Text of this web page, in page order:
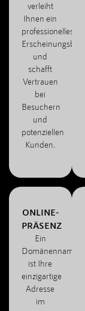
verleiht
Ihnen ein
professionelles
Erscheinungsbild
und
schafft
Vertrauen
bei
Besuchern
und
potenziellen
Kunden.
ONLINE-
PRÄSENZ
Ein
Domänenname
ist Ihre
einzigartige
Adresse
im